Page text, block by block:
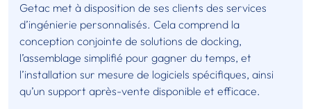
Getac met à disposition de ses clients des services
d’ingénierie personnalisés. Cela comprend la
conception conjointe de solutions de docking,
l’assemblage simplifié pour gagner du temps, et
l’installation sur mesure de logiciels spécifiques, ainsi
qu’un support après-vente disponible et efficace.